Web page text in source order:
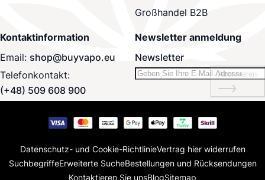
Großhandel B2B
Kontaktinformation
Email: shop@buyvapo.eu
Telefonkontakt:
(+48) 509 608 900
Newsletter anmeldung
Newsletter
Abonnieren
Datenschutz- und Cookie-RichtlinieVertrag hier widerrufen
SuchbegriffeErweiterte SucheBestellungen und Rücksendungen
Kontaktieren Sie unsBlogSitemap